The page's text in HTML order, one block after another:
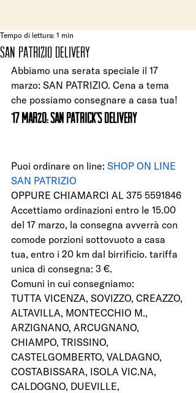
SAN PATRIZIO DELIVERY
Tempo di lettura: 1 min
Abbiamo una serata speciale il 17
marzo: SAN PATRIZIO. Cena a tema
che possiamo consegnare a casa tua!
17 marzo: SAN PATRICK’S DELIVERY
Puoi ordinare on line: SHOP ON LINE
SAN PATRIZIO
OPPURE CHIAMARCI AL 375 5591846
Accettiamo ordinazioni entro le 15.00
del 17 marzo, la consegna avverrà con
comode porzioni sottovuoto a casa
tua, entro i 20 km dal birrificio. tariffa
unica di consegna: 3 €.
Comuni in cui consegniamo:
TUTTA VICENZA, SOVIZZO, CREAZZO,
ALTAVILLA, MONTECCHIO M.,
ARZIGNANO, ARCUGNANO,
CHIAMPO, TRISSINO,
CASTELGOMBERTO, VALDAGNO,
COSTABISSARA, ISOLA VIC.NA,
CALDOGNO, DUEVILLE,